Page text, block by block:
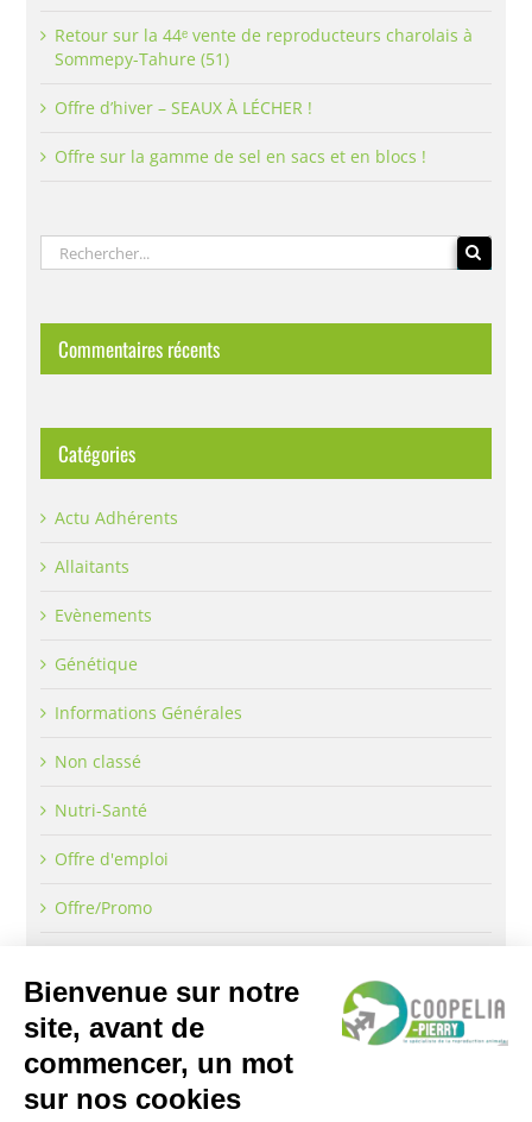
Retour sur la 44ᵉ vente de reproducteurs charolais à
Sommepy-Tahure (51)
Offre d’hiver – SEAUX À LÉCHER !
Offre sur la gamme de sel en sacs et en blocs !
Rechercher:
Commentaires récents
Catégories
Actu Adhérents
Allaitants
Evènements
Génétique
Informations Générales
Non classé
Nutri-Santé
Offre d'emploi
Offre/Promo
13 Rue Hippolyte Fontaine – 51000 CHALONS EN
Téléphone :03 10 14 85 60
Email:contact@coopelia.com